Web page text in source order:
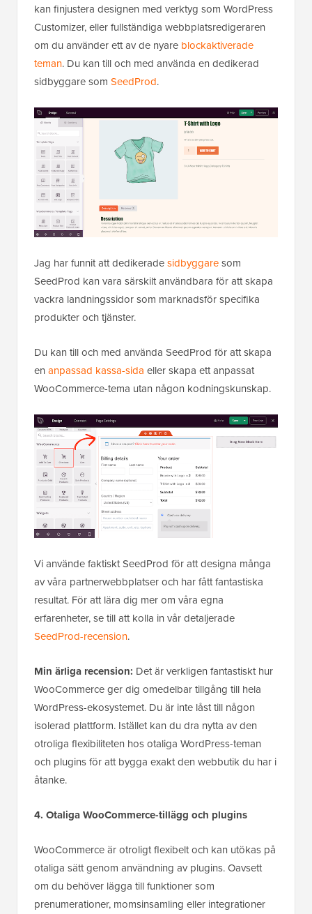
kan finjustera designen med verktyg som WordPress
Customizer, eller fullständiga webbplatsredigeraren
om du använder ett av de nyare blockaktiverade
teman. Du kan till och med använda en dedikerad
sidbyggare som SeedProd.
Jag har funnit att dedikeradesidbyggaresom
SeedProd kan vara särskilt användbara för att skapa
vackra landningssidor som marknadsför specifika
produkter och tjänster.
Du kan till och med använda SeedProd för att skapa
en anpassad kassa-sida eller skapa ett anpassat
WooCommerce-tema utan någon kodningskunskap.
Vi använde faktiskt SeedProd för att designa många
av våra partnerwebbplatser och har fått fantastiska
resultat. För att lära dig mer om våra egna
erfarenheter, se till att kolla in vår detaljerade
SeedProd-recension.
Min ärliga recension: Det är verkligen fantastiskt hur
WooCommerce ger dig omedelbar tillgång till hela
WordPress-ekosystemet. Du är inte låst till någon
isolerad plattform. Istället kan du dra nytta av den
otroliga flexibiliteten hos otaliga WordPress-teman
och plugins för att bygga exakt den webbutik du har i
åtanke.
4. Otaliga WooCommerce-tillägg och plugins
WooCommerce är otroligt flexibelt och kan utökas på
otaliga sätt genom användning av plugins. Oavsett
om du behöver lägga till funktioner som
prenumerationer, momsinsamling eller integrationer